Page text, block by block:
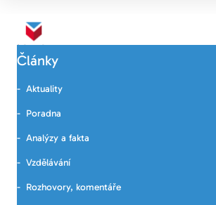
Články
Aktuality
Poradna
Analýzy a fakta
Vzdělávání
Rozhovory, komentáře